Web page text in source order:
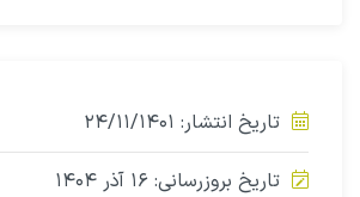
تاریخ انتشار: ۲۴/۱۱/۱۴۰۱
تاریخ بروزرسانی: ۱۶ آذر ۱۴۰۴